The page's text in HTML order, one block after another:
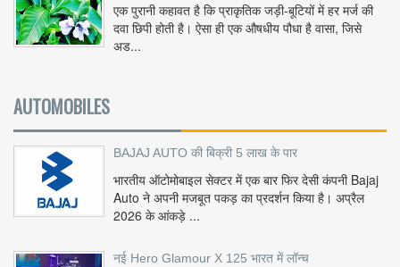
एक पुरानी कहावत है कि प्राकृतिक जड़ी-बूटियों में हर मर्ज की
दवा छिपी होती है। ऐसा ही एक औषधीय पौधा है वासा, जिसे
अड...
AUTOMOBILES
BAJAJ AUTO की बिक्री 5 लाख के पार
भारतीय ऑटोमोबाइल सेक्टर में एक बार फिर देसी कंपनी Bajaj
Auto ने अपनी मजबूत पकड़ का प्रदर्शन किया है। अप्रैल
2026 के आंकड़े ...
नई Hero Glamour X 125 भारत में लॉन्च